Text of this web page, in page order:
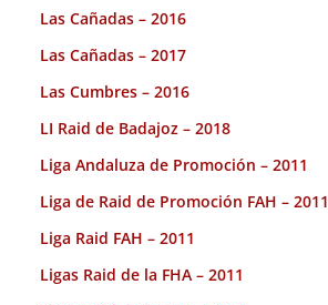
Las Cañadas – 2016
Las Cañadas – 2017
Las Cumbres – 2016
LI Raid de Badajoz – 2018
Liga Andaluza de Promoción – 2011
Liga de Raid de Promoción FAH – 2011
Liga Raid FAH – 2011
Ligas Raid de la FHA – 2011